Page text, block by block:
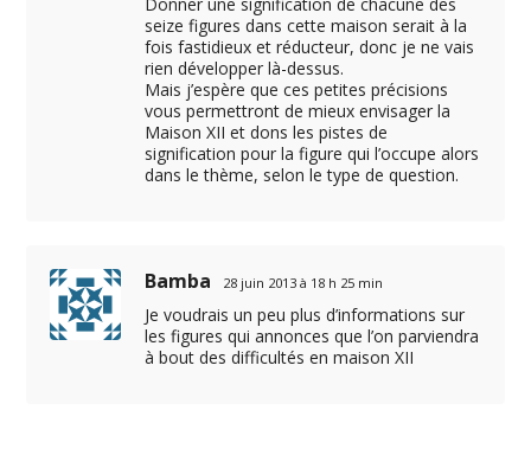
Donner une signification de chacune des
seize figures dans cette maison serait à la
fois fastidieux et réducteur, donc je ne vais
rien développer là-dessus.
Mais j’espère que ces petites précisions
vous permettront de mieux envisager la
Maison XII et dons les pistes de
signification pour la figure qui l’occupe alors
dans le thème, selon le type de question.
Bamba 28 juin 2013 à 18 h 25 min
Je voudrais un peu plus d’informations sur
les figures qui annonces que l’on parviendra
à bout des difficultés en maison XII